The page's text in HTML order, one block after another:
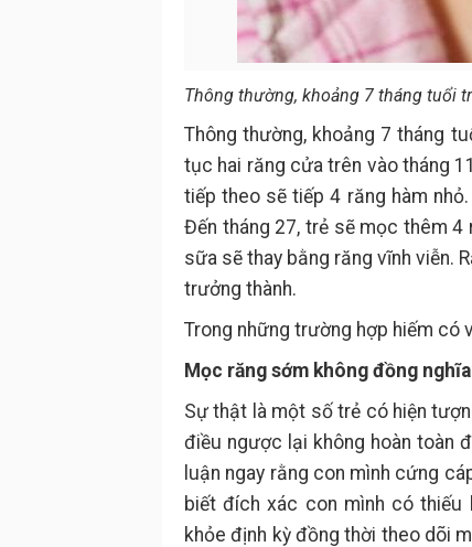
Thông thường, khoảng 7 tháng tuổi
Thông thường, khoảng 7 tháng
tục hai răng cửa trên vào tháng
tiếp theo sẽ tiếp 4 răng hàm
Đến tháng 27, trẻ sẽ mọc thêm
sữa sẽ thay bằng răng vĩnh viễn.
trưởng thành.
Trong những trường hợp hiếm có
Mọc răng sớm không đồng
Sự thật là một số trẻ có hiện
điều ngược lại không hoàn toàn
luận ngay rằng con mình cứng
biết đích xác con mình có
khỏe định kỳ đồng thời theo dõi